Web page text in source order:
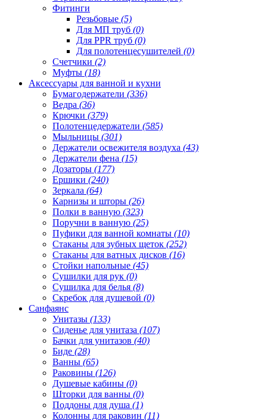
Фитинги
Резьбовые (5)
Для МП труб (0)
Для PPR труб (0)
Для полотенцесушителей (0)
Счетчики (2)
Муфты (18)
Аксессуары для ванной и кухни
Бумагодержатели (336)
Ведра (36)
Крючки (379)
Полотенцедержатели (585)
Мыльницы (301)
Держатели освежителя воздуха (43)
Держатели фена (15)
Дозаторы (177)
Ершики (240)
Зеркала (64)
Карнизы и шторы (26)
Полки в ванную (323)
Поручни в ванную (25)
Пуфики для ванной комнаты (10)
Стаканы для зубных щеток (252)
Стаканы для ватных дисков (16)
Стойки напольные (45)
Сушилки для рук (0)
Сушилка для белья (8)
Скребок для душевой (0)
Санфаянс
Унитазы (133)
Сиденье для унитаза (107)
Бачки для унитазов (40)
Биде (28)
Ванны (65)
Раковины (126)
Душевые кабины (0)
Шторки для ванны (0)
Поддоны для душа (1)
Колонны для раковин (11)